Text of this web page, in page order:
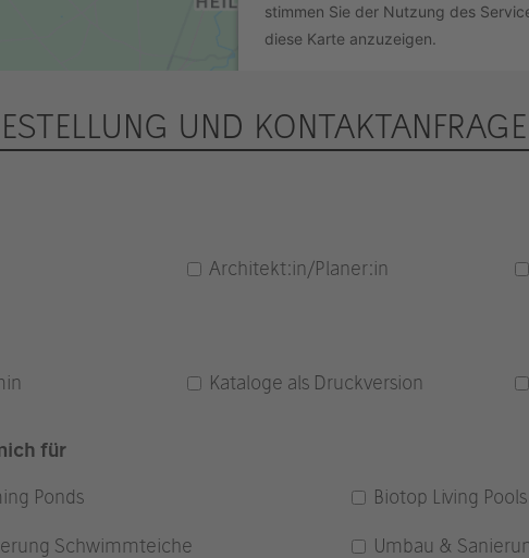
stimmen Sie der Nutzung des
diese Karte anzuzeigen.
Mehr Informationen
UND KONTAKTANFRAGE
Architekt:in/Planer:in
Kataloge als Druckversion
für
Ponds Biotop Living Pools
Schwimmteiche Umbau &